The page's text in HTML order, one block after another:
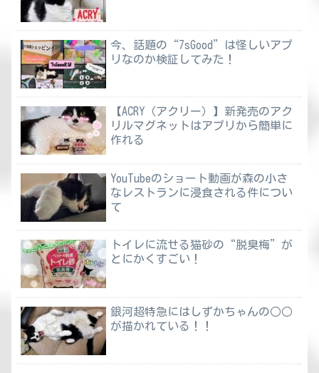
今、話題の“7sGood”は怪しいアプ
リなのか検証してみた！
【ACRY（アクリー）】新発売のアク
リルマグネットはアプリから簡単に
作れる
YouTubeのショート動画が森の小さ
なレストランに浸食される件につい
て
トイレに流せる猫砂の“脱臭梅”が
とにかくすごい！
銀河超特急にはしずかちゃんの○○
が描かれている！！